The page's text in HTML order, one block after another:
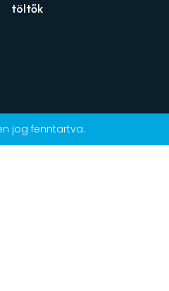
töltők
jog fenntartva.